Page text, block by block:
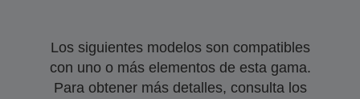
Los siguientes modelos son compatibles
con uno o más elementos de esta gama.
Para obtener más detalles, consulta los